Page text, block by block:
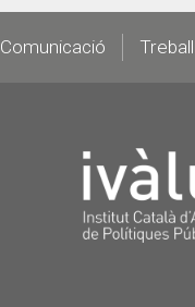
Comunicació